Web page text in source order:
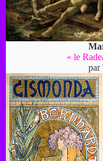
« le
par